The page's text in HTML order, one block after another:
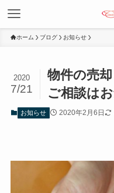
ホーム ブログ お知らせ
物件の売
ご相談は
2020
7/21
お知らせ 2020年2月6日